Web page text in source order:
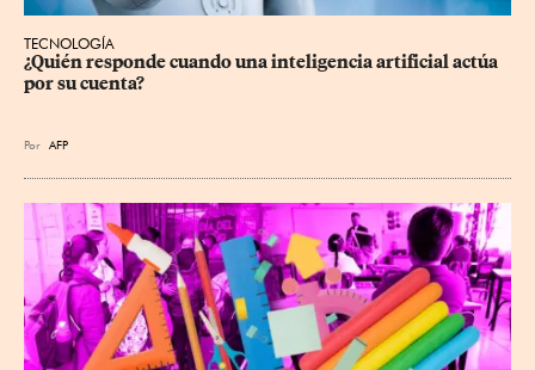
TECNOLOGÍA
¿Quién responde cuando una inteligencia artificial actúa
por su cuenta?
Por AFP